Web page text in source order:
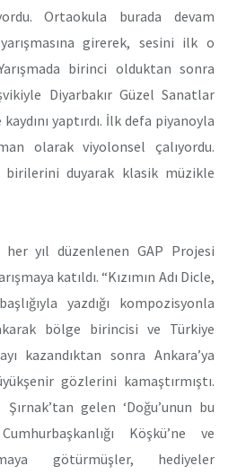
Ortaokula burada devam
girerek, sesini ilk o
birinci olduktan sonra
Diyarbakır Güzel Sanatlar
yaptırdı. İlk defa piyanoyla
olarak viyolonsel çalıyordu.
duyarak klasik müzikle
yıl düzenlenen GAP Projesi
katıldı. “Kızımın Adı Dicle,
yazdığı kompozisyonla
bölge birincisi ve Türkiye
kazandıktan sonra Ankara’ya
gözlerini kamaştırmıştı.
gelen ‘Doğu’unun bu
Köşkü’ne ve
götürmüşler, hediyeler